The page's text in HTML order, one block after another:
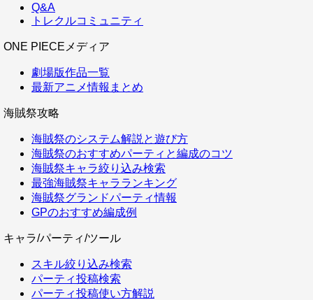
Q&A
トレクルコミュニティ
ONE PIECEメディア
劇場版作品一覧
最新アニメ情報まとめ
海賊祭攻略
海賊祭のシステム解説と遊び方
海賊祭のおすすめパーティと編成のコツ
海賊祭キャラ絞り込み検索
最強海賊祭キャラランキング
海賊祭グランドパーティ情報
GPのおすすめ編成例
キャラ/パーティ/ツール
スキル絞り込み検索
パーティ投稿検索
パーティ投稿使い方解説